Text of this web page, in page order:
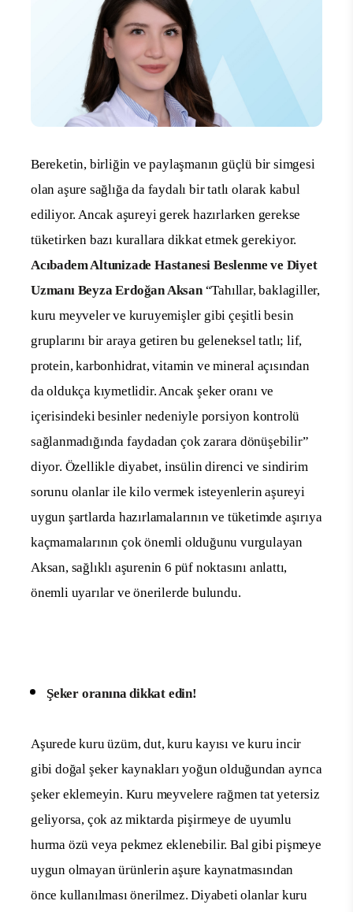
Bereketin, birliğin ve paylaşmanın güçlü bir simgesi
olan aşure sağlığa da faydalı bir tatlı olarak kabul
ediliyor. Ancak aşureyi gerek hazırlarken gerekse
tüketirken bazı kurallara dikkat etmek gerekiyor.
Acıbadem Altunizade Hastanesi Beslenme ve Diyet
Uzmanı Beyza Erdoğan Aksan“Tahıllar, baklagiller,
kuru meyveler ve kuruyemişler gibi çeşitli besin
gruplarını bir araya getiren bu geleneksel tatlı; lif,
protein, karbonhidrat, vitamin ve mineral açısından
da oldukça kıymetlidir. Ancak şeker oranı ve
içerisindeki besinler nedeniyle porsiyon kontrolü
sağlanmadığında faydadan çok zarara dönüşebilir”
diyor. Özellikle diyabet, insülin direnci ve sindirim
sorunu olanlar ile kilo vermek isteyenlerin aşureyi
uygun şartlarda hazırlamalarının ve tüketimde aşırıya
kaçmamalarının çok önemli olduğunu vurgulayan
Aksan, sağlıklı aşurenin 6 püf noktasını anlattı,
önemli uyarılar ve önerilerde bulundu.
Şeker oranına dikkat edin!
Aşurede kuru üzüm, dut, kuru kayısı ve kuru incir
gibi doğal şeker kaynakları yoğun olduğundan ayrıca
şeker eklemeyin. Kuru meyvelere rağmen tat yetersiz
geliyorsa, çok az miktarda pişirmeye de uyumlu
hurma özü veya pekmez eklenebilir. Bal gibi pişmeye
uygun olmayan ürünlerin aşure kaynatmasından
önce kullanılması önerilmez. Diyabeti olanlar kuru